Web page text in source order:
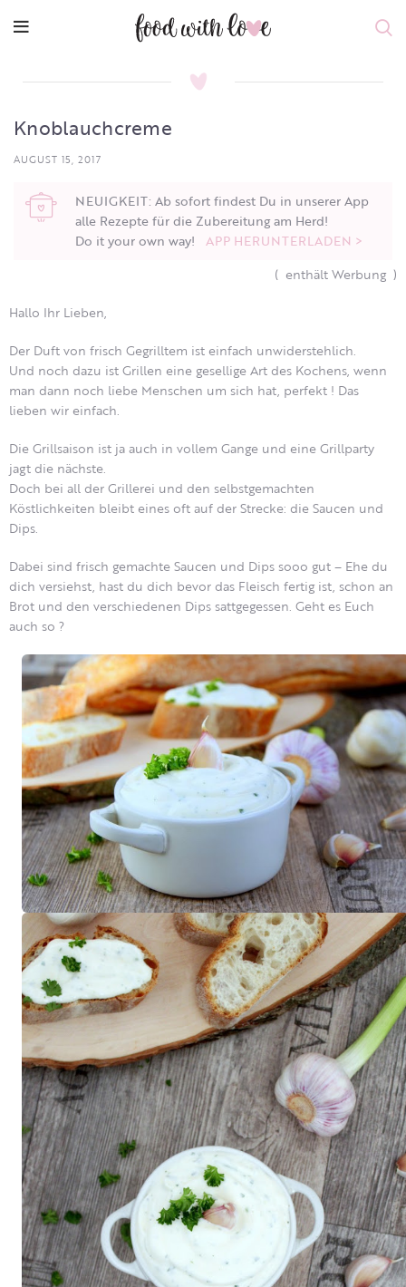
Knoblauchcreme
AUGUST 15, 2017
NEUIGKEIT: Ab sofort findest Du in unserer App
alle Rezepte für die Zubereitung am Herd!
Do it your own way! APP HERUNTERLADEN >
( enthält Werbung )
Hallo Ihr Lieben,
Der Duft von frisch Gegrilltem ist einfach unwiderstehlich.
Und noch dazu ist Grillen eine gesellige Art des Kochens, wenn
man dann noch liebe Menschen um sich hat, perfekt ! Das
lieben wir einfach.
Die Grillsaison ist ja auch in vollem Gange und eine Grillparty
jagt die nächste.
Doch bei all der Grillerei und den selbstgemachten
Köstlichkeiten bleibt eines oft auf der Strecke: die Saucen und
Dips.
Dabei sind frisch gemachte Saucen und Dips sooo gut – Ehe du
dich versiehst, hast du dich bevor das Fleisch fertig ist, schon an
Brot und den verschiedenen Dips sattgegessen. Geht es Euch
auch so ?